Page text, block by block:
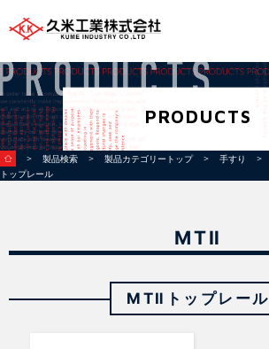
PRODUCTS
＞ 製品検索 ＞ 製品カテゴリートップ＞ 手すり ＞
トップレール
MTⅡ
MTⅡトップレール